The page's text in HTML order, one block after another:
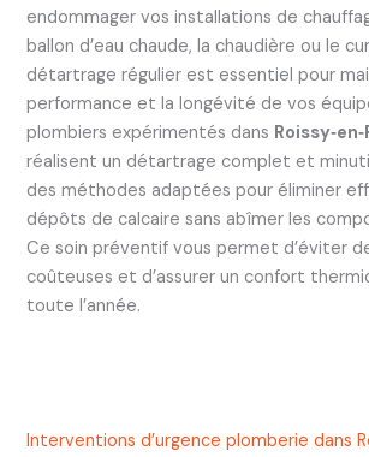
endommager vos installations de
ballon d’eau chaude, la chaudière ou le
détartrage régulier est essentiel pour
performance et la longévité de vos
plombiers expérimentés dans
réalisent un détartrage complet et
des méthodes adaptées pour éliminer
dépôts de calcaire sans abîmer les
Ce soin préventif vous permet d’éviter
coûteuses et d’assurer un confort
toute l’année.
Interventions d’urgence plomberie dans